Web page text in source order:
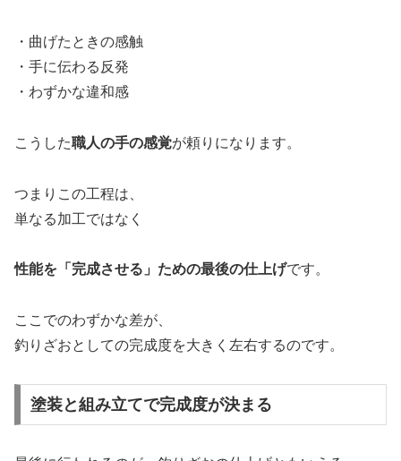
・曲げたときの感触
・手に伝わる反発
・わずかな違和感
こうした職人の手の感覚が頼りになります。
つまりこの工程は、
単なる加工ではなく
性能を「完成させる」ための最後の仕上げです。
ここでのわずかな差が、
釣りざおとしての完成度を大きく左右するのです。
塗装と組み立てで完成度が決まる